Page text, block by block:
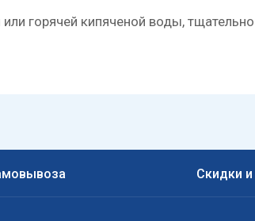
горячей кипяченой воды,
Скидки и